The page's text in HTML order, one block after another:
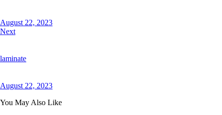
August 22, 2023
Next
laminate
August 22, 2023
You May Also Like